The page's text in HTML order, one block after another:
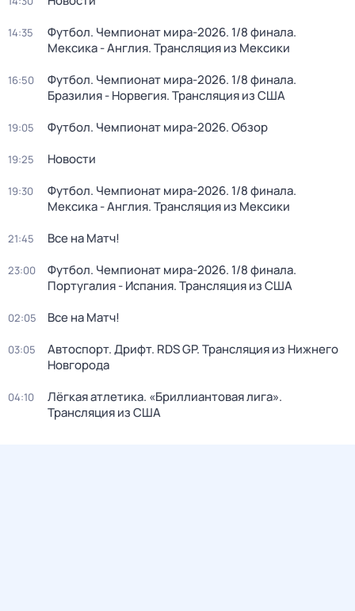
14:35
Футбол. Чемпионат мира-2026. 1/8 финала.
Мексика - Англия. Трансляция из Мексики
16:50
Футбол. Чемпионат мира-2026. 1/8 финала.
Бразилия - Норвегия. Трансляция из США
19:05 Футбол. Чемпионат мира-2026. Обзор
19:25 Новости
19:30
Футбол. Чемпионат мира-2026. 1/8 финала.
Мексика - Англия. Трансляция из Мексики
21:45 Все на Матч!
23:00
Футбол. Чемпионат мира-2026. 1/8 финала.
Португалия - Испания. Трансляция из США
02:05 Все на Матч!
03:05
Автоспорт. Дрифт. RDS GP. Трансляция из Нижнего
Новгорода
04:10
Лёгкая атлетика. «Бриллиантовая лига».
Трансляция из США